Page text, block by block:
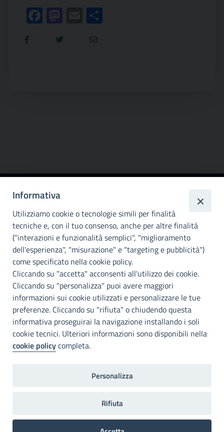
Facebook
Mastodon
Email
Città
metropolitana di
Palermo
INFO E CONTATTI
I nostri canali social
Accessibilità
Città Metropolitana di Palermo si impegna a rendere il proprio sito
web accessibile, conformemente al D.lgs. 10 agosto 2018, n°106
che ha recepito la direttiva UE 2016/2102 del Parlamento euopeo e
del Consiglio.
Dichiarazione di accessibilità
Informativa
Utilizziamo cookie o tecnologie simili per finalità
tecniche e, con il tuo consenso, anche per altre finalità
("interazioni e funzionalità semplici", "miglioramento
dell'esperienza", "misurazione" e "targeting e pubblicità")
come specificato nella cookie policy.
Cliccando su "accetta" acconsenti all'utilizzo dei cookie.
Cliccando su "personalizza" puoi avere maggiori
informazioni sui cookie utilizzati e personalizzare le tue
preferenze. Cliccando su "rifiuta" o chiudendo questa
informativa proseguirai la navigazione installando i soli
cookie tecnici. Ulteriori informazioni sono disponibili nella
cookie policycompleta.
Personalizza
Rifiuta